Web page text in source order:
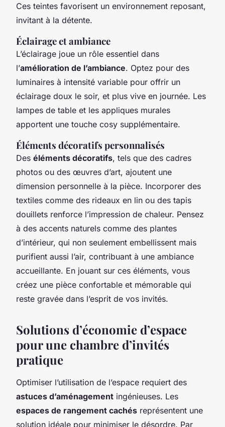
Ces teintes favorisent un environnement reposant,
invitant à la détente.
Éclairage et ambiance
L’éclairage joue un rôle essentiel dans
l’amélioration de l’ambiance. Optez pour des
luminaires à intensité variable pour offrir un
éclairage doux le soir, et plus vive en journée. Les
lampes de table et les appliques murales
apportent une touche cosy supplémentaire.
Éléments décoratifs personnalisés
Des éléments décoratifs, tels que des cadres
photos ou des œuvres d’art, ajoutent une
dimension personnelle à la pièce. Incorporer des
textiles comme des rideaux en lin ou des tapis
douillets renforce l’impression de chaleur. Pensez
à des accents naturels comme des plantes
d’intérieur, qui non seulement embellissent mais
purifient aussi l’air, contribuant à une ambiance
accueillante. En jouant sur ces éléments, vous
créez une pièce confortable et mémorable qui
reste gravée dans l’esprit de vos invités.
Solutions d’économie d’espace
pour une chambre d’invités
pratique
Optimiser l’utilisation de l’espace requiert des
astuces d’aménagement ingénieuses. Les
espaces de rangement cachés représentent une
solution idéale pour minimiser le désordre. Par